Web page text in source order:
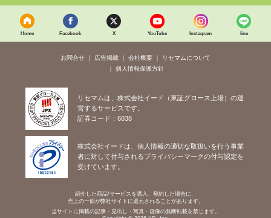
Home Facebook X YouTube Instagram line
お問合せ 広告掲載 会社概要
リセマムについて
個人情報保護方針
リセマムは、株式会社イード（東証グロース上場）の運
営するサービスです。
証券コード：6038
株式会社イードは、個人情報の適切な取扱いを行う事業
者に対して付与されるプライバシーマークの付与認定を
受けています。
紹介した商品/サービスを購入、契約した場合に、
売上の一部が弊社サイトに還元されることがあります。
当サイトに掲載の記事・見出し・写真・画像の無断転載を禁じます。